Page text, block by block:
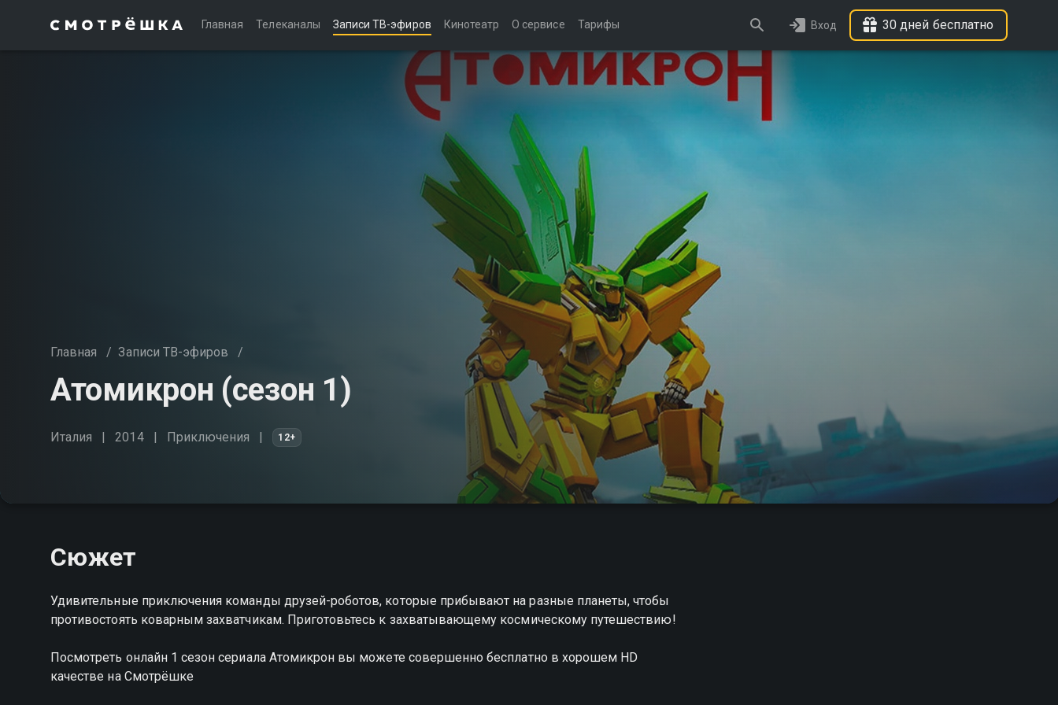
Главная Телеканалы Записи ТВ-эфиров Кинотеатр О сервисе Тарифы Вход 30 дней бесплатно
Главная / Записи ТВ-эфиров /
Атомикрон (сезон 1)
Италия 2014 Приключения 12+
Сюжет
Удивительные приключения команды друзей-роботов, которые прибывают на разные планеты, чтобы
противостоять коварным захватчикам. Приготовьтесь к захватывающему космическому путешествию!
Посмотреть онлайн 1 сезон сериала Атомикрон вы можете совершенно бесплатно в хорошем HD
качестве на Смотрёшке